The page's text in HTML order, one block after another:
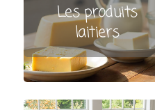
Les produits
laitiers